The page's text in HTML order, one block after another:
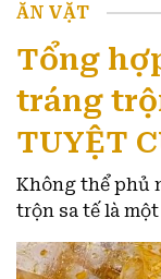
ĂN VẶT
Tổng
tráng
TUYỆT
Không thể phủ
trộn sa tế là